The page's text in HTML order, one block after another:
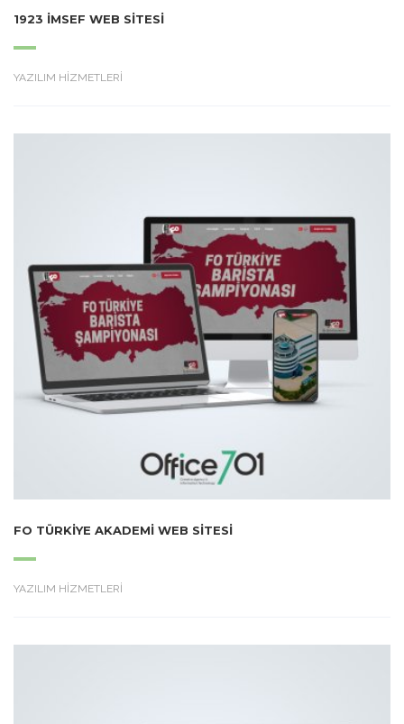
1923 İMSEF WEB SITESI
YAZILIM HİZMETLERİ
FO TÜRKIYE AKADEMI WEB SITESI
YAZILIM HİZMETLERİ